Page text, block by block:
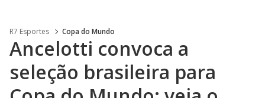
R7 Esportes Copa do Mundo
Ancelotti convoca a
seleção brasileira para